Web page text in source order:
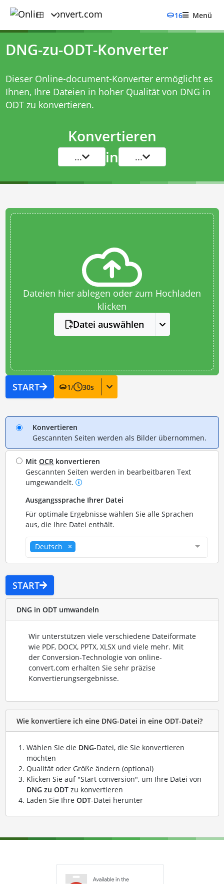
16 Menü
DNG-zu-ODT-Konverter
Dieser Online-document-Konverter ermöglicht es
Ihnen, Ihre Dateien in hoher Qualität von DNG in
ODT zu konvertieren.
Konvertieren
... in ...
Dateien hier ablegen oder zum Hochladen
klicken
Datei auswählen
START 1/ 30s
Konvertieren
Gescannten Seiten werden als Bilder übernommen.
MitOCR konvertieren
Gescannten Seiten werden in bearbeitbaren Text
umgewandelt.
Ausgangssprache Ihrer Datei
Für optimale Ergebnisse wählen Sie alle Sprachen
aus, die Ihre Datei enthält.
Deutsch
START
DNG in ODT umwandeln
Wir unterstützen viele verschiedene Dateiformate
wie PDF, DOCX, PPTX, XLSX und viele mehr. Mit
der Conversion-Technologie von online-
convert.com erhalten Sie sehr präzise
Konvertierungsergebnisse.
Wie konvertiere ich eine DNG-Datei in eine ODT-Datei?
Wählen Sie die DNG-Datei, die Sie konvertieren
möchten
Qualität oder Größe ändern (optional)
Klicken Sie auf "Start conversion", um Ihre Datei von
DNG zu ODTzu konvertieren
Laden Sie Ihre ODT-Datei herunter